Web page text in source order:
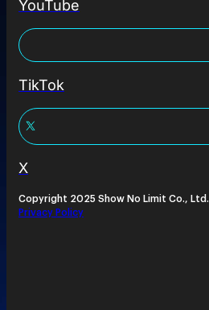
YouTube
TikTok
X
Copyright 2025 Show No Limit Co., Ltd.
Privacy Policy